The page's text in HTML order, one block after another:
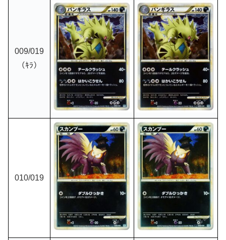
009/019
（ｷﾗ）
010/019